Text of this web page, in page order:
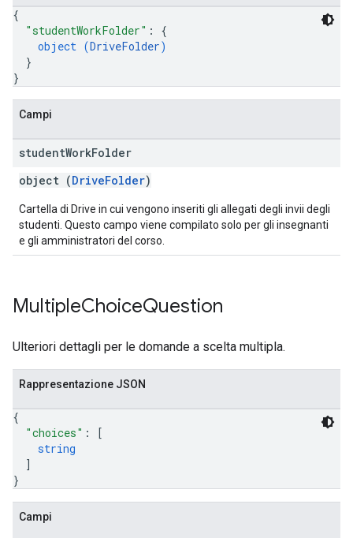
{
"studentWorkFolder" : {
object (DriveFolder)
}
}
Campi
studentWorkFolder
object (DriveFolder)
Cartella di Drive in cui vengono inseriti gli allegati degli invii degli
studenti. Questo campo viene compilato solo per gli insegnanti
e gli amministratori del corso.
MultipleChoiceQuestion
Ulteriori dettagli per le domande a scelta multipla.
Rappresentazione JSON
{
"choices" :
[
string
]
}
Campi